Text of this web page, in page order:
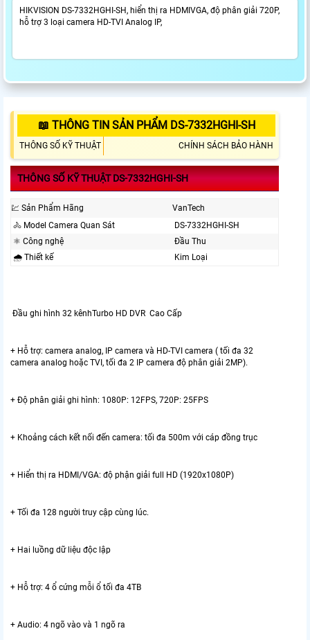
HIKVISION DS-7332HGHI-SH, hiển thị ra HDMIVGA, độ phân giải 720P,
hỗ trợ 3 loại camera HD-TVI Analog IP,
📖 THÔNG TIN SẢN PHẨM DS-7332HGHI-SH
THÔNG SỐ KỸ THUẬT CHÍNH SÁCH BẢO HÀNH
THÔNG SỐ KỸ THUẬT DS-7332HGHI-SH
💹 Sản Phẩm Hãng
VanTech
🚴 Model Camera Quan Sát
DS-7332HGHI-SH
⚛️ Công nghệ
Đầu Thu
🌧️ Thiết kế
Kim Loại
Đầu ghi hình 32 kênhTurbo HD DVR Cao Cấp
+ Hỗ trợ: camera analog, IP camera và HD-TVI camera ( tối đa 32
camera analog hoặc TVI, tối đa 2 IP camera độ phân giải 2MP).
+ Độ phân giải ghi hình: 1080P: 12FPS, 720P: 25FPS
+ Khoảng cách kết nối đến camera: tối đa 500m với cáp đồng trục
+ Hiển thị ra HDMI/VGA: độ phận giải full HD (1920x1080P)
+ Tối đa 128 người truy cập cùng lúc.
+ Hai luồng dữ liệu độc lập
+ Hỗ trợ: 4 ổ cứng mỗi ổ tối đa 4TB
+ Audio: 4 ngõ vào và 1 ngõ ra